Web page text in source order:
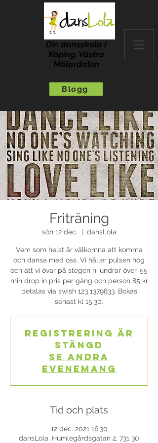
Din dansskola i
Köping, Västra
Mälardalen
Blogg
Friträning
sön 12 dec. dansLola
Vem som helst är välkomna att komma
och dansa med oss. Vi håller pulsen hög
och att vi övar på stegen ni undrar över. 55
min drop in pris per gång och person 85 kr
betalas via swish 123 1379833. Bokas
senast kl 15.30.
Registrering är
stängd
Se andra
evenemang
Tid och plats
12 dec. 2021 16:30
dansLola, Humlegårdsgatan 2, 731 30